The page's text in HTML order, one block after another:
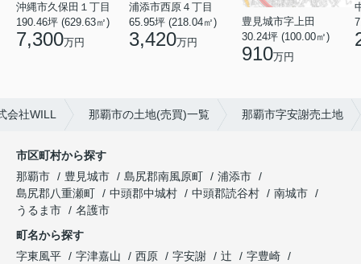
沖縄市久保田１丁目
190.46坪 (629.63㎡)
7,300万円
浦添市西原４丁目
65.95坪 (218.04㎡)
3,420万円
豊見城市字上田
30.24坪 (100.00㎡)
910万円
会社WILL 那覇市の土地(売買)一覧 那覇市字安謝売土地
市区町村から探す
那覇市
豊見城市 島尻郡南風原町
浦添市
島尻郡八重瀬町
中頭郡中城村 中頭郡読谷村
南城市
うるま市
名護市
町名から探す
字東風平
字津嘉山 西原 字安謝 辻
字豊崎